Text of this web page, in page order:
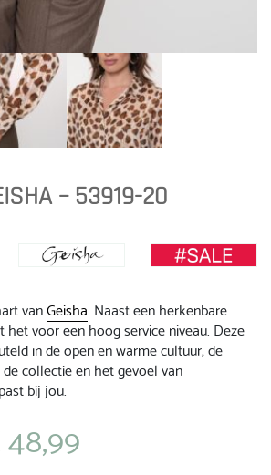
– 53919-20
vanGeisha. Naast een herkenbare
het voor een hoog service niveau. Deze
in de open en warme cultuur, de
collectie en het gevoel van
past bij jou.
48,99